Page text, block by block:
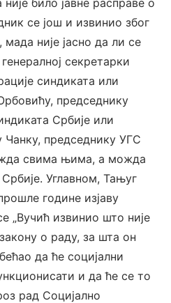
се још и извинио због
није јасно да ли се
секретарки
синдиката или
председнику
Србије или
председнику УГС
свима њима, а можда
Углавном, Тањуг
године изјаву
„Вучић извинио што није
о раду, за шта он
да ће социјални
и да ће се то
рад Социјално